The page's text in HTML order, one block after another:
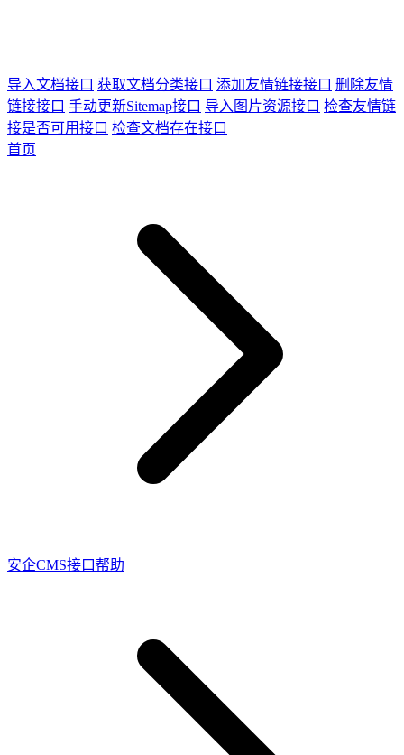
导入文档接口 获取文档分类接口 添加友情链接接口 删除友情
链接接口 手动更新Sitemap接口 导入图片资源接口 检查友情链
接是否可用接口 检查文档存在接口
首页
安企CMS接口帮助